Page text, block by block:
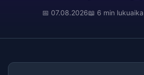
📅 07.08.2026📖 6 min lukuaika